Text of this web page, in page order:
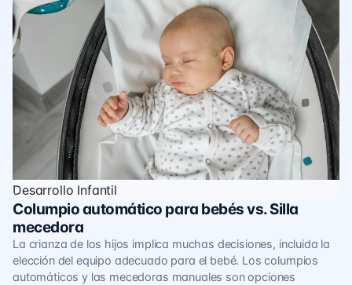
Desarrollo Infantil
Columpio automático para bebés vs. Silla
mecedora
La crianza de los hijos implica muchas decisiones, incluida la
elección del equipo adecuado para el bebé. Los columpios
automáticos y las mecedoras manuales son opciones